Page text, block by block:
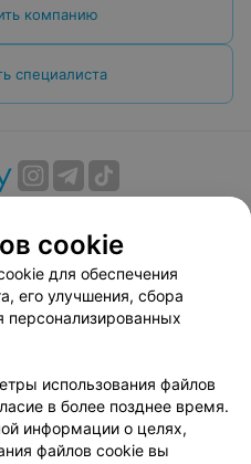
компанию
специалиста
Способы оплаты
сервиса
соглашение
сотрудничества
relax.by
cookie
cookie
для обеспечения
его улучшения, сбора
персонализированных
использования файлов
в более позднее время.
информации о целях,
файлов cookie вы